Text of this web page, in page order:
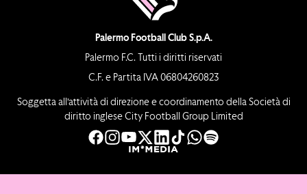
Palermo Football Club S.p.A.
Palermo F.C. Tutti i diritti riservati
C.F. e Partita IVA 06804260823
Soggetta all’attività di direzione e coordinamento della Società di
diritto inglese City Football Group Limited